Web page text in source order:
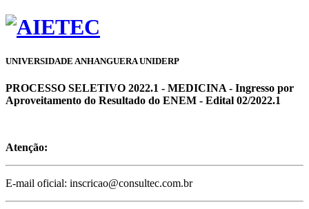
UNIVERSIDADE ANHANGUERA UNIDERP
PROCESSO SELETIVO 2022.1 - MEDICINA - Ingresso por
Aproveitamento do Resultado do ENEM - Edital 02/2022.1
Atenção:
E-mail oficial: inscricao@consultec.com.br